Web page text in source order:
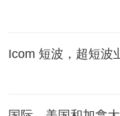
Icom 短波，超短波